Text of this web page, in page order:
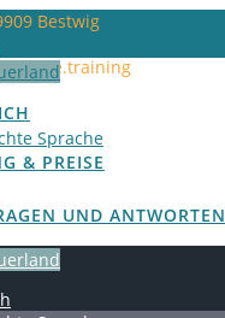
Bestwig
Sprache
& PREISE
UND ANTWORTEN